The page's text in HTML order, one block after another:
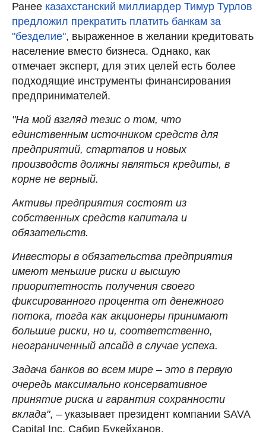
Ранее казахстанский миллиардер Тимур Турлов
предложил прекратить платить банкам за
"безделие", выраженное в желании кредитовать
население вместо бизнеса. Однако, как
отмечает эксперт, для этих целей есть более
подходящие инструменты финансирования
предпринимателей.
"На мой взгляд тезис о том, что
единственным источником средств для
предприятий, стартапов и новых
производств должны являться кредиты, в
корне не верный.
Активы предприятия состоят из
собственных средств капитала и
обязательств.
Инвесторы в обязательства предприятия
имеют меньшие риски и высшую
приоритетность получения своего
фиксированного процента от денежного
потока, тогда как акционеры принимают
большие риски, но и, соответственно,
неограниченный апсайд в случае успеха.
Задача банков во всем мире – это в первую
очередь максимально консервативное
принятие риска и гарантия сохранности
вклада", – указывает президент компании SAVA
Capital Inc. Сабир Букейханов.